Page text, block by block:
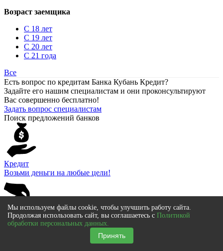
Возраст заемщика
С 18 лет
С 19 лет
С 20 лет
С 21 года
Все
Есть вопрос по кредитам Банка Кубань Кредит?
Задайте его нашим специалистам и они проконсультируют
Вас совершенно бесплатно!
Задать вопрос специалистам
Поиск предложений банков
Кредит
Возьми деньги на любые цели!
Кредитная карта
Покупай сейчас, а плати потом!
Мы используем файлы cookie, чтобы улучшить работу сайта.
Продолжая использовать сайт, вы соглашаетесь с Политикой
обработки персональных данных.
Принять